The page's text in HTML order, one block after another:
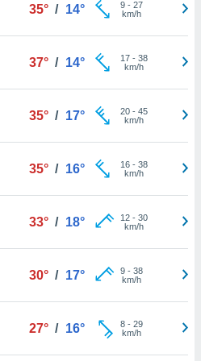
35° / 14° 9- 27
km/h
37° / 14° 17- 38
km/h
35° / 17° 20- 45
km/h
35° / 16° 16- 38
km/h
33° / 18° 12- 30
km/h
30° / 17° 9- 38
km/h
27° / 16° 8- 29
km/h